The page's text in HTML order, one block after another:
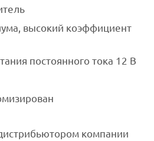
высокий коэффициент
постоянного тока 12 В
компании